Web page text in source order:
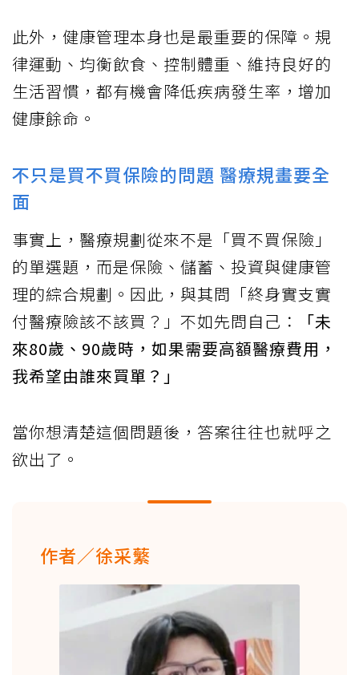
此外，健康管理本身也是最重要的保障。規
律運動、均衡飲食、控制體重、維持良好的
生活習慣，都有機會降低疾病發生率，增加
健康餘命。
不只是買不買保險的問題 醫療規畫要全
面
事實上，醫療規劃從來不是「買不買保險」
的單選題，而是保險、儲蓄、投資與健康管
理的綜合規劃。因此，與其問「終身實支實
付醫療險該不該買？」不如先問自己：
「未
來80歲、90歲時，如果需要高額醫療費用，
我希望由誰來買單？」
當你想清楚這個問題後，答案往往也就呼之
欲出了。
作者／徐采蘩